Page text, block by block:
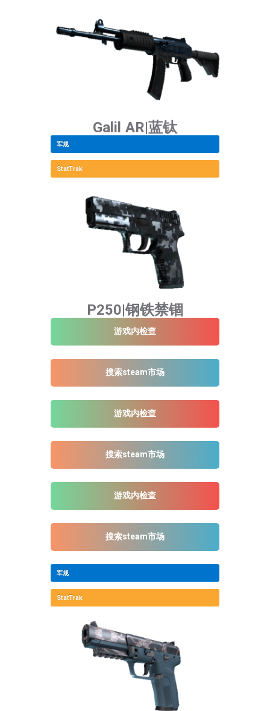
Galil AR|蓝钛
军规
StatTrak
P250|钢铁禁锢
游戏内检查
搜索steam市场
游戏内检查
搜索steam市场
游戏内检查
搜索steam市场
军规
StatTrak